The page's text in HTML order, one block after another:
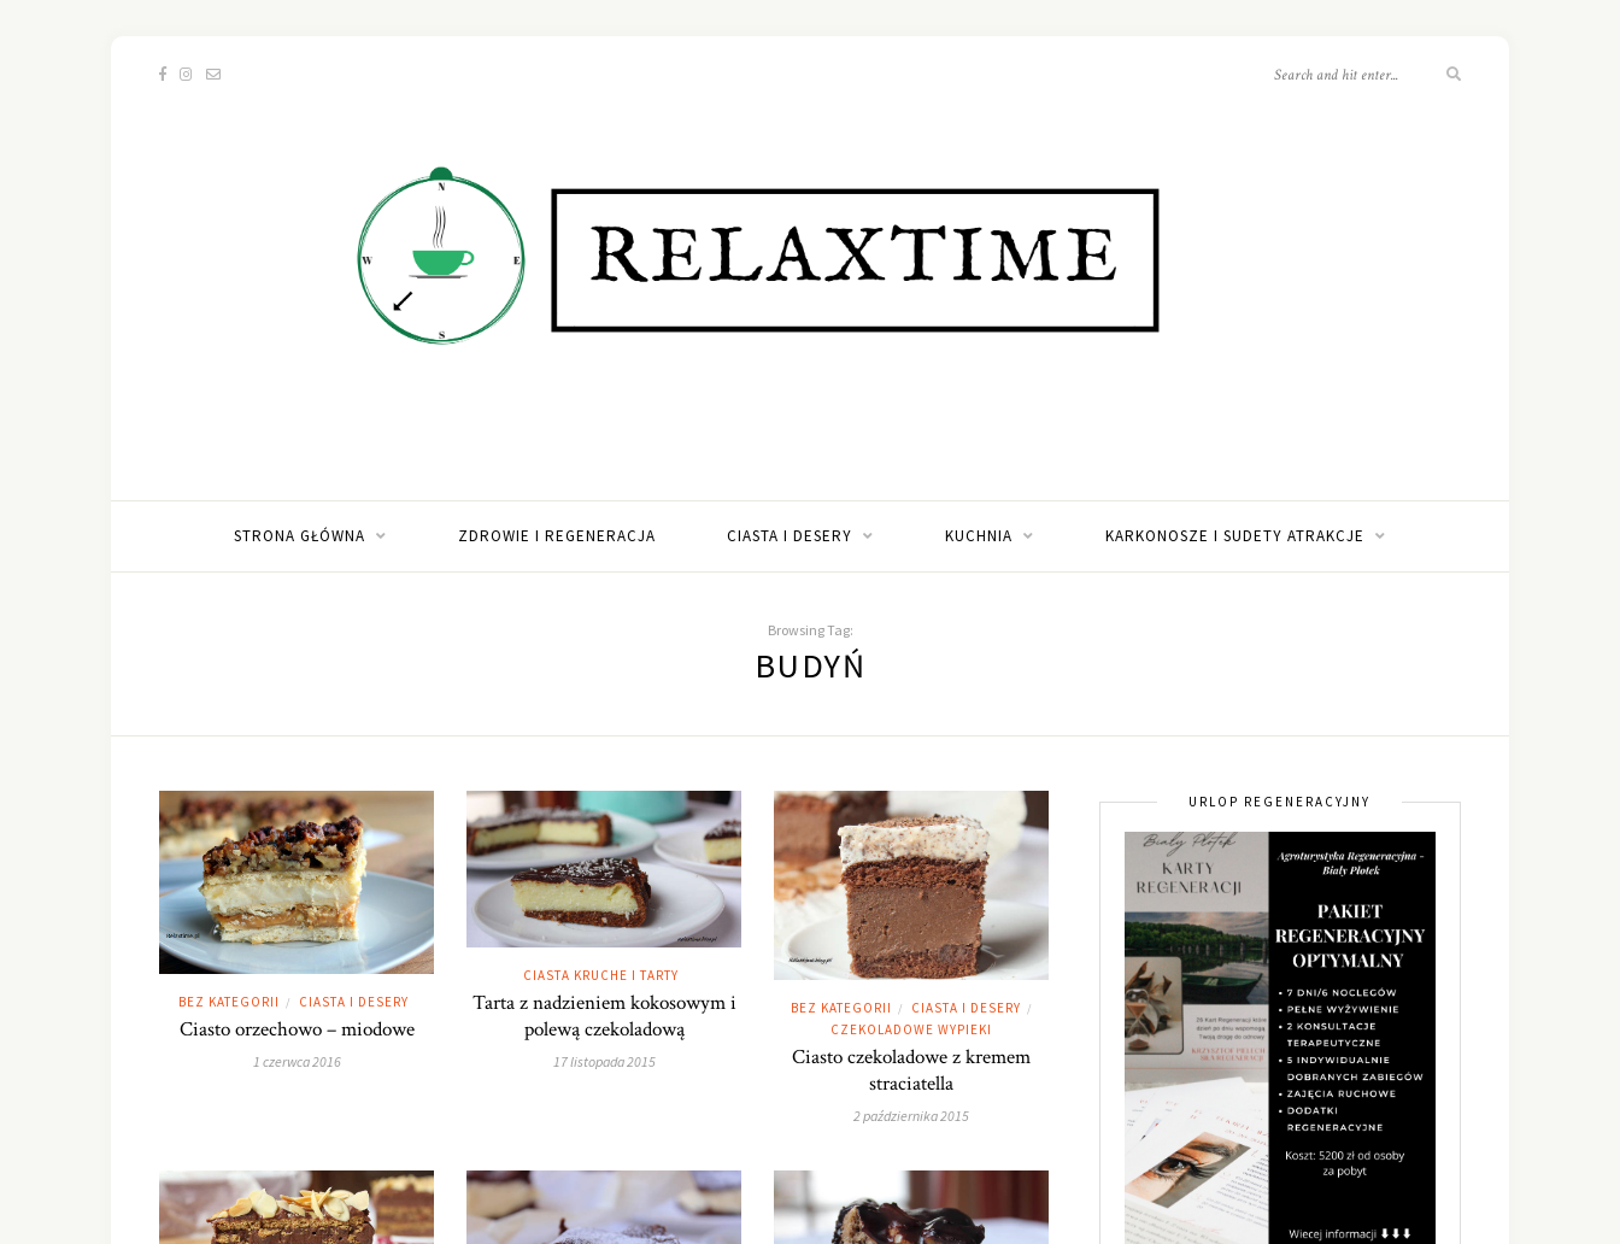
STRONA GŁÓWNA ZDROWIE I REGENERACJA CIASTA I DESERY KUCHNIA KARKONOSZE I SUDETY ATRAKCJE
Browsing Tag:
BUDYŃ
BEZ KATEGORII / CIASTA I DESERY
Ciasto orzechowo – miodowe
1 czerwca 2016
CIASTA KRUCHE I TARTY
Tarta z nadzieniem kokosowym i
polewą czekoladową
17 listopada 2015
BEZ KATEGORII / CIASTA I DESERY /
CZEKOLADOWE WYPIEKI
Ciasto czekoladowe z kremem
straciatella
2 października 2015
URLOP REGENERACYJNY